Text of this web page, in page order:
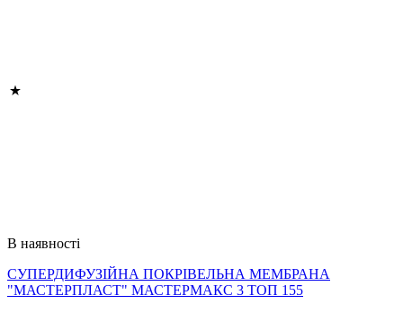
В наявності
СУПЕРДИФУЗІЙНА ПОКРІВЕЛЬНА МЕМБРАНА
"МАСТЕРПЛАСТ" МАСТЕРМАКС 3 ТОП 155